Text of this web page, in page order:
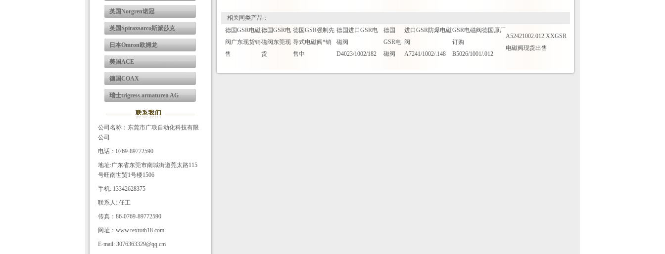
英国Norgren诺冠
英国Spiraxsarco斯派莎克
日本Omron欧姆龙
美国ACE
德国COAX
瑞士trigress armaturen AG
公司名称：东莞市广联自动化科技有限
公司
电话：0769-89772590
地址:广东省东莞市南城街道莞太路115
号旺南世贸1号楼1506
手机: 13342628375
联系人: 任工
传真：86-0769-89772590
网址：www.rexroth18.com
E-mail: 3076363329@qq.cm
相关同类产品：
德国GSR电磁
阀广东现货销
售
德国GSR电
磁阀东莞现
货
德国GSR强制先
导式电磁阀*销
售中
德国进口GSR电
磁阀
D4023/1002/182
德国
GSR电
磁阀
进口GSR防爆电磁
阀
A7241/1002/.148
GSR电磁阀德国原厂
订购
B5026/1001/.012
A52421002.012.XXGSR
电磁阀现货出售